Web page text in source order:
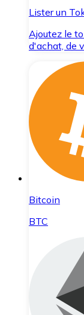
Lister un
Ajoutez le
d'achat, de
Bitcoin
BTC